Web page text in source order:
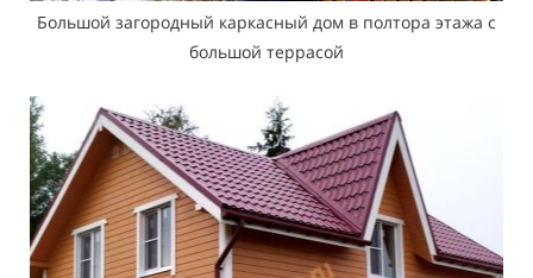
Большой загородный каркасный дом в полтора этажа с
большой террасой